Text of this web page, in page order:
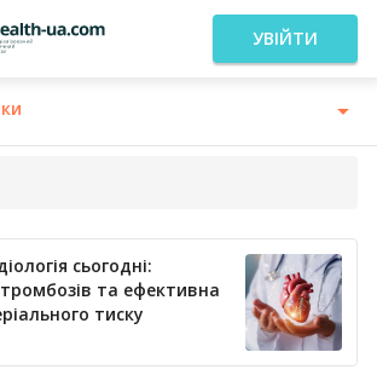
УВІЙТИ
сьогодні:
та ефективна
тиску